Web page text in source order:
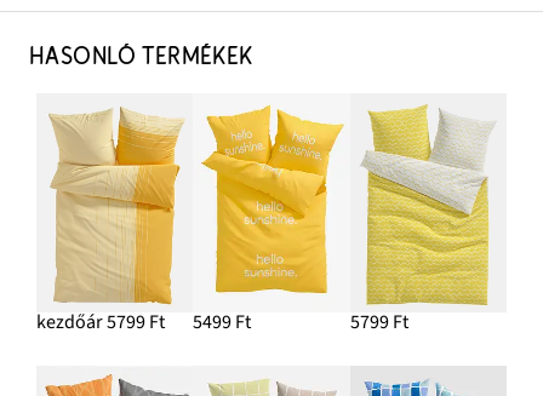
HASONLÓ TERMÉKEK
kezdőár 5799 Ft 5499 Ft 5799 Ft